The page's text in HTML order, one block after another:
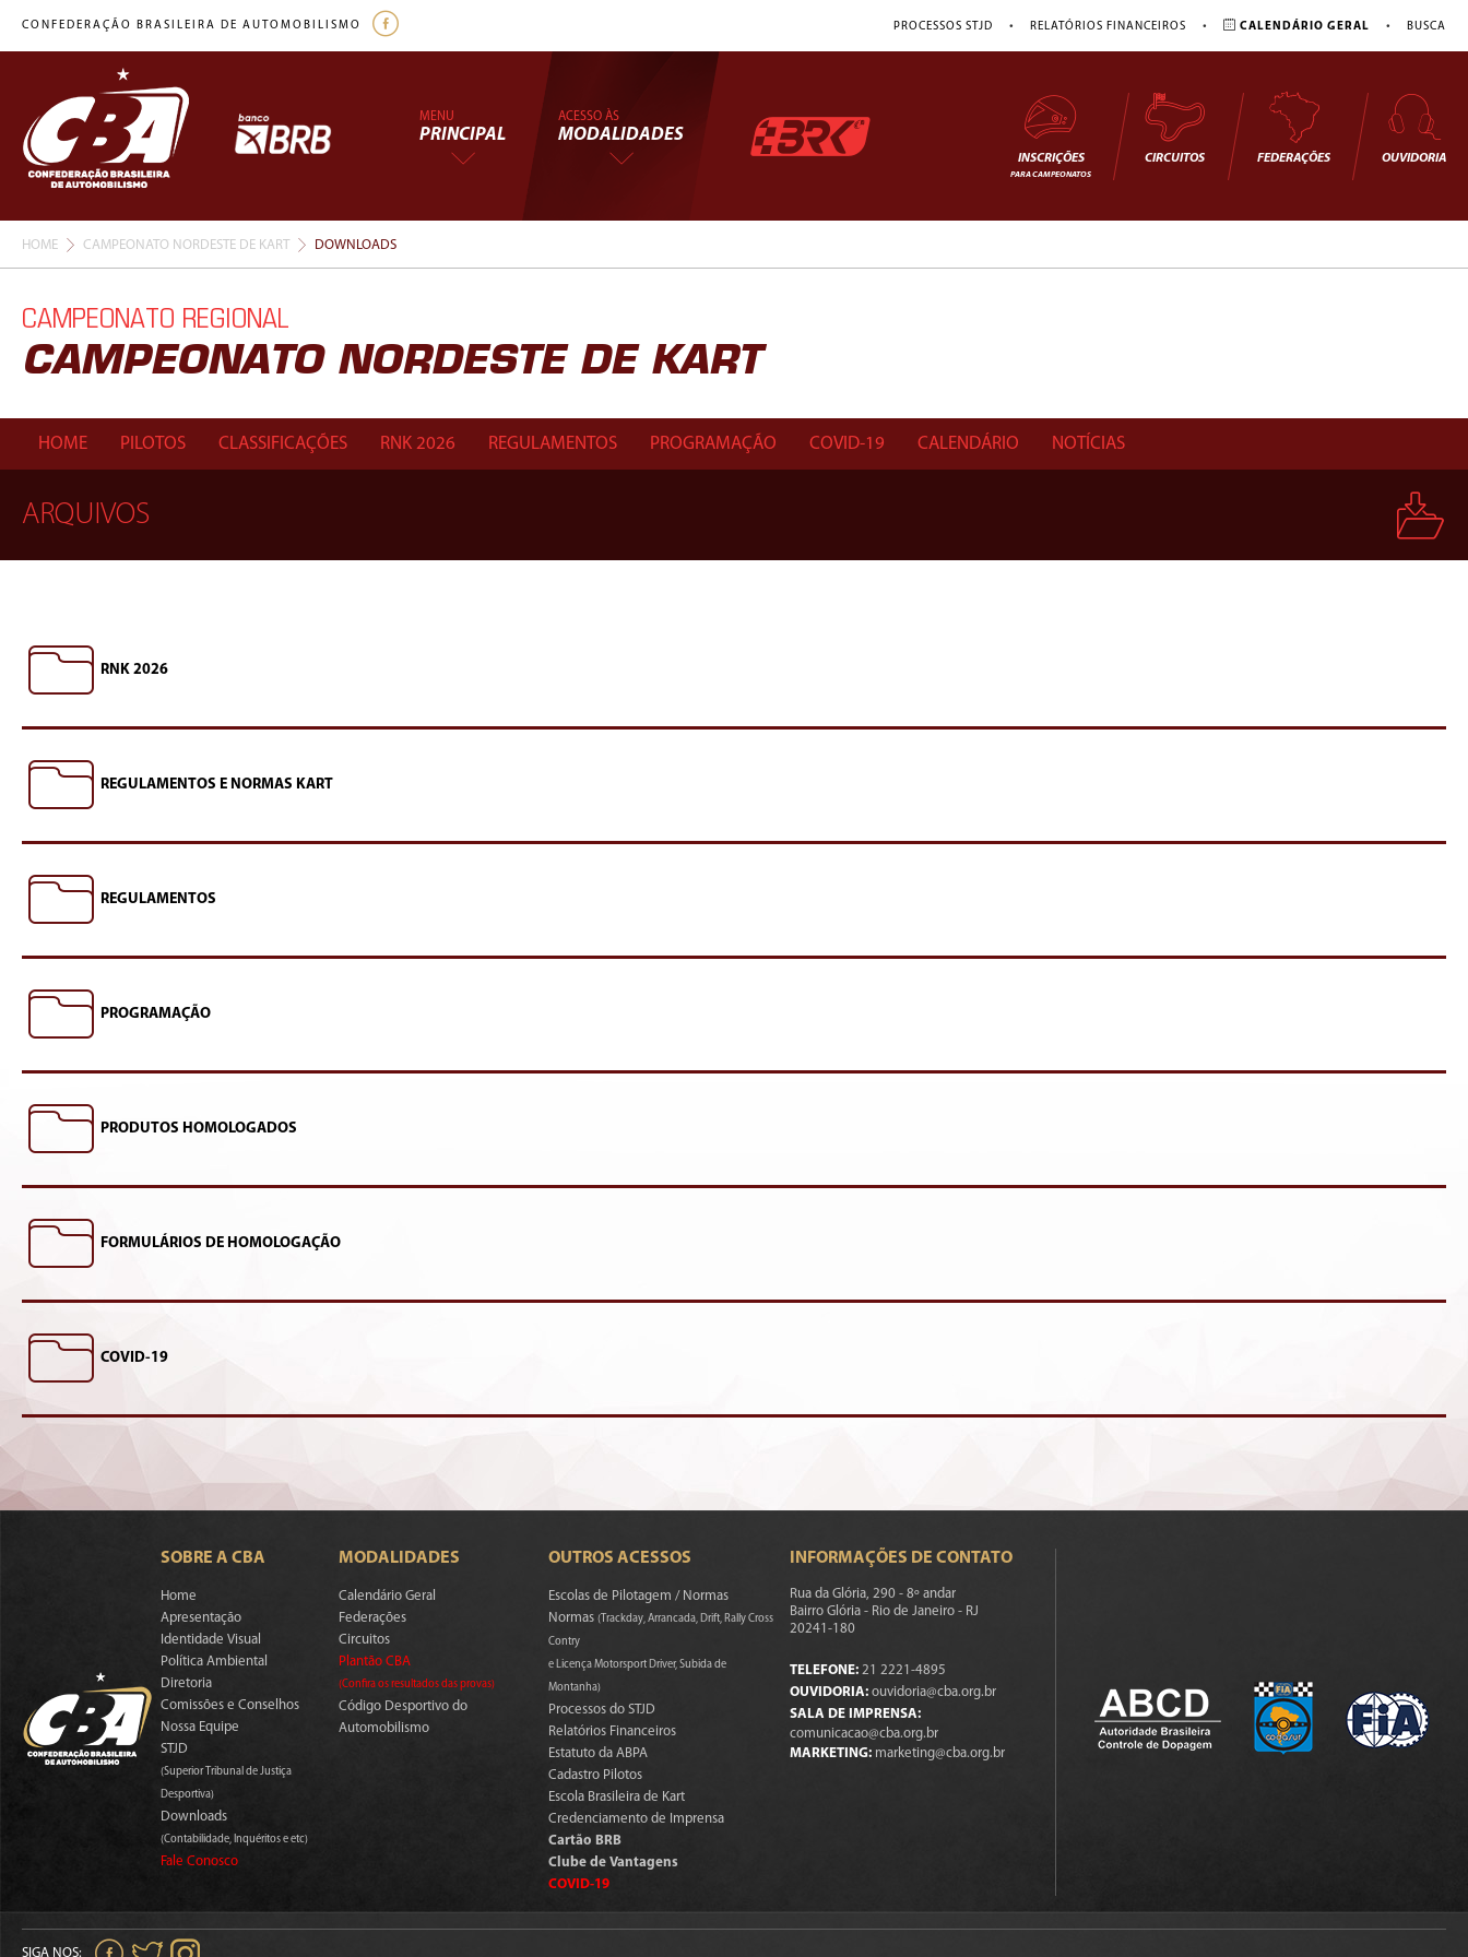
CONFEDERAÇÃO BRASILEIRA DE AUTOMOBILISMO PROCESSOS STJD • RELATÓRIOS FINANCEIROS • CALENDÁRIO GERAL • BUSCA
MENU
PRINCIPAL
ACESSO ÀS
MODALIDADES
INSCRIÇÕES
PARA CAMPEONATOS
CIRCUITOS FEDERAÇÕES OUVIDORIA
HOME CAMPEONATO NORDESTE DE KART DOWNLOADS
CAMPEONATO REGIONAL
CAMPEONATO NORDESTE DE KART
HOME PILOTOS CLASSIFICAÇÕES RNK 2026 REGULAMENTOS PROGRAMAÇÃO COVID-19 CALENDÁRIO NOTÍCIAS
ARQUIVOS
RNK 2026
REGULAMENTOS E NORMAS KART
REGULAMENTOS
PROGRAMAÇÃO
PRODUTOS HOMOLOGADOS
FORMULÁRIOS DE HOMOLOGAÇÃO
COVID-19
SOBRE A CBA
Home
Apresentação
Identidade Visual
Política Ambiental
Diretoria
Comissões e Conselhos
Nossa Equipe
STJD
(Superior Tribunal de Justiça
Desportiva)
Downloads
(Contabilidade, Inquéritos e etc)
Fale Conosco
MODALIDADES
Calendário Geral
Federações
Circuitos
Plantão CBA
(Confira os resultados das provas)
Código Desportivo do
Automobilismo
OUTROS ACESSOS
Escolas de Pilotagem / Normas
Normas(Trackday, Arrancada, Drift, Rally Cross
Contry
e Licença Motorsport Driver, Subida de
Montanha)
Processos do STJD
Relatórios Financeiros
Estatuto da ABPA
Cadastro Pilotos
Escola Brasileira de Kart
Credenciamento de Imprensa
Cartão BRB
Clube de Vantagens
COVID-19
INFORMAÇÕES DE CONTATO
Rua da Glória, 290 - 8º andar
Bairro Glória - Rio de Janeiro - RJ
20241-180
TELEFONE: 21 2221-4895
OUVIDORIA: ouvidoria@cba.org.br
SALA DE IMPRENSA:
comunicacao@cba.org.br
MARKETING: marketing@cba.org.br
SIGA NOS: